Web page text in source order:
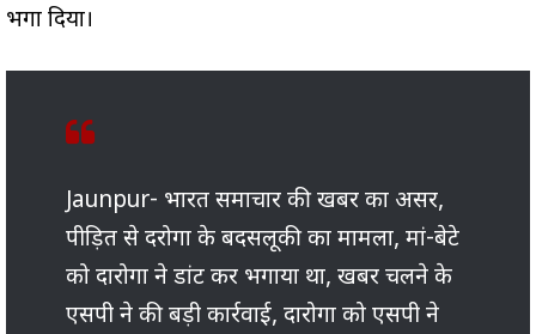
भगा दिया।
Jaunpur- भारत समाचार की खबर का असर,
पीड़ित से दरोगा के बदसलूकी का मामला, मां-बेटे
को दारोगा ने डांट कर भगाया था, खबर चलने के
एसपी ने की बड़ी कार्रवाई, दारोगा को एसपी ने